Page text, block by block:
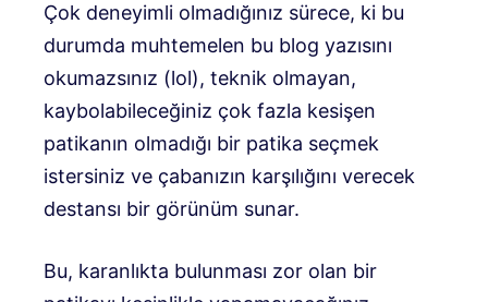
Çok deneyimli olmadığınız sürece, ki bu
durumda muhtemelen bu blog yazısını
okumazsınız (lol), teknik olmayan,
kaybolabileceğiniz çok fazla kesişen
patikanın olmadığı bir patika seçmek
istersiniz ve çabanızın karşılığını verecek
destansı bir görünüm sunar.
Bu, karanlıkta bulunması zor olan bir